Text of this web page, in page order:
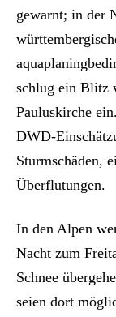
gewarnt; in der
schlug ein Blitz
Pauluskirche
DWD-
Sturmschäden,
Überflutungen.
In den Alpen
Nacht zum
Schnee
seien dort